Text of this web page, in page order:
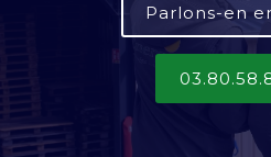
Parlons-en